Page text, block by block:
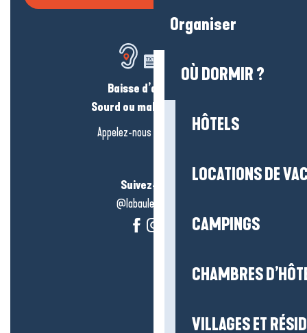
Organiser
OÙ DORMIR ?
HÔTELS
LOCATIONS DE
CAMPINGS
CHAMBRES
VILLAGES ET
Baisse d’audition ?
Sourd ou malentendant ?
Appelez-nous en
cliquant-ici
Suivez-nous !
@labauleguérande